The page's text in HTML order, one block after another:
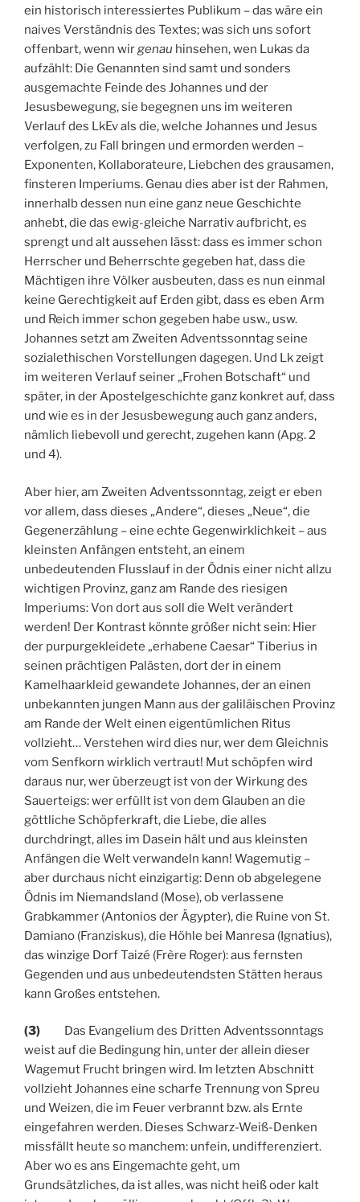
ein historisch interessiertes Publikum – das wäre ein
naives Verständnis des Textes; was sich uns sofort
offenbart, wenn wirgenau hinsehen, wen Lukas da
aufzählt: Die Genannten sind samt und sonders
ausgemachte Feinde des Johannes und der
Jesusbewegung, sie begegnen uns im weiteren
Verlauf des LkEv als die, welche Johannes und Jesus
verfolgen, zu Fall bringen und ermorden werden –
Exponenten, Kollaborateure, Liebchen des grausamen,
finsteren Imperiums. Genau dies aber ist der Rahmen,
innerhalb dessen nun eine ganz neue Geschichte
anhebt, die das ewig-gleiche Narrativ aufbricht, es
sprengt und alt aussehen lässt: dass es immer schon
Herrscher und Beherrschte gegeben hat, dass die
Mächtigen ihre Völker ausbeuten, dass es nun einmal
keine Gerechtigkeit auf Erden gibt, dass es eben Arm
und Reich immer schon gegeben habe usw., usw.
Johannes setzt am Zweiten Adventssonntag seine
sozialethischen Vorstellungen dagegen. Und Lk zeigt
im weiteren Verlauf seiner „Frohen Botschaft“ und
später, in der Apostelgeschichte ganz konkret auf, dass
und wie es in der Jesusbewegung auch ganz anders,
nämlich liebevoll und gerecht, zugehen kann (Apg. 2
und 4).
Aber hier, am Zweiten Adventssonntag, zeigt er eben
vor allem, dass dieses „Andere“, dieses „Neue“, die
Gegenerzählung – eine echte Gegenwirklichkeit – aus
kleinsten Anfängen entsteht, an einem
unbedeutenden Flusslauf in der Ödnis einer nicht allzu
wichtigen Provinz, ganz am Rande des riesigen
Imperiums: Von dort aus soll die Welt verändert
werden! Der Kontrast könnte größer nicht sein: Hier
der purpurgekleidete „erhabene Caesar“ Tiberius in
seinen prächtigen Palästen, dort der in einem
Kamelhaarkleid gewandete Johannes, der an einen
unbekannten jungen Mann aus der galiläischen Provinz
am Rande der Welt einen eigentümlichen Ritus
vollzieht… Verstehen wird dies nur, wer dem Gleichnis
vom Senfkorn wirklich vertraut! Mut schöpfen wird
daraus nur, wer überzeugt ist von der Wirkung des
Sauerteigs: wer erfüllt ist von dem Glauben an die
göttliche Schöpferkraft, die Liebe, die alles
durchdringt, alles im Dasein hält und aus kleinsten
Anfängen die Welt verwandeln kann! Wagemutig –
aber durchaus nicht einzigartig: Denn ob abgelegene
Ödnis im Niemandsland (Mose), ob verlassene
Grabkammer (Antonios der Ägypter), die Ruine von St.
Damiano (Franziskus), die Höhle bei Manresa (Ignatius),
das winzige Dorf Taizé (Frère Roger): aus fernsten
Gegenden und aus unbedeutendsten Stätten heraus
kann Großes entstehen.
(3) Das Evangelium des Dritten Adventssonntags
weist auf die Bedingung hin, unter der allein dieser
Wagemut Frucht bringen wird. Im letzten Abschnitt
vollzieht Johannes eine scharfe Trennung von Spreu
und Weizen, die im Feuer verbrannt bzw. als Ernte
eingefahren werden. Dieses Schwarz-Weiß-Denken
missfällt heute so manchem: unfein, undifferenziert.
Aber wo es ans Eingemachte geht, um
Grundsätzliches, da ist alles, was nicht heiß oder kalt